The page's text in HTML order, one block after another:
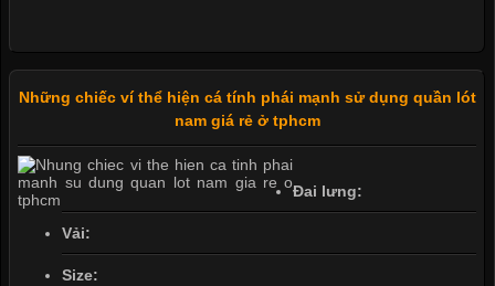
Những chiếc ví thể hiện cá tính phái mạnh sử dụng quần lót
nam giá rẻ ở tphcm
Đai lưng:
Vải:
Size: